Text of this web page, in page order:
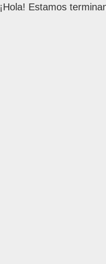
¡Hola! Estamos